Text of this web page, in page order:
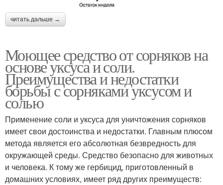
читать дальше →
Моющее средство от сорняков на
основе уксуса и соли.
Преимущества и недостатки
борьбы с сорняками уксусом и
солью
Применение соли и уксуса для уничтожения сорняков
имеет свои достоинства и недостатки. Главным плюсом
метода является его абсолютная безвредность для
окружающей среды. Средство безопасно для животных
и человека. К тому же гербицид, приготовленный в
домашних условиях, имеет ряд других преимуществ: